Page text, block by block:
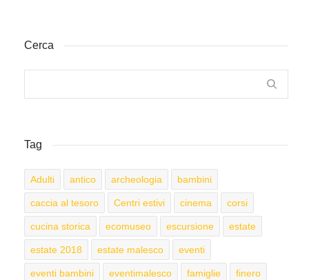
Cerca
Tag
Adulti antico archeologia bambini
caccia al tesoro Centri estivi cinema corsi
cucina storica ecomuseo escursione estate
estate 2018 estate malesco eventi
eventi bambini eventimalesco famiglie finero